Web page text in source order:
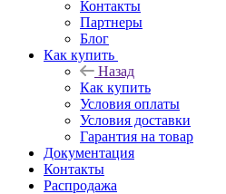
Контакты
Партнеры
Блог
Как купить
Назад
Как купить
Условия оплаты
Условия доставки
Гарантия на товар
Документация
Контакты
Распродажа